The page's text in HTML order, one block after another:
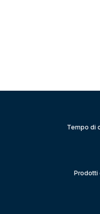
Tempo di
Prodotti